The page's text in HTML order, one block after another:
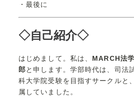
・最後に
◇自己紹介◇
はじめまして。私は、 MARCH法
郎と申します。学部時代は、司法
科大学院受験を目指すサークルと
属していました。